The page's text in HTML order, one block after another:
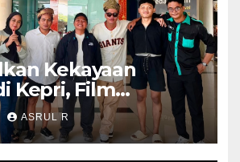
Kekayaan
Kepri, Film
di Atas Laut”
Anak Orang
ASRUL R